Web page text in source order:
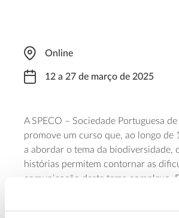
Online
12 a 27 de março de 2025
A SPECO – Sociedade Portuguesa
promove um curso que, ao longo de
a abordar o tema da biodiversidade,
histórias permitem contornar as
comunicação deste tema complexo.
todos os participantes, a formação